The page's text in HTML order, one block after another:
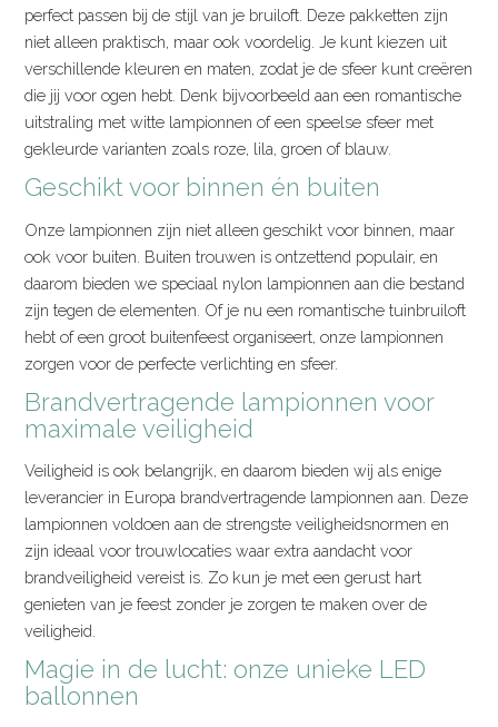
perfect passen bij de stijl van je bruiloft. Deze pakketten zijn
niet alleen praktisch, maar ook voordelig. Je kunt kiezen uit
verschillende kleuren en maten, zodat je de sfeer kunt creëren
die jij voor ogen hebt. Denk bijvoorbeeld aan een romantische
uitstraling met witte lampionnen of een speelse sfeer met
gekleurde varianten zoals roze, lila, groen of blauw.
Geschikt voor binnen én buiten
Onze lampionnen zijn niet alleen geschikt voor binnen, maar
ook voor buiten. Buiten trouwen is ontzettend populair, en
daarom bieden we speciaal nylon lampionnen aan die bestand
zijn tegen de elementen. Of je nu een romantische tuinbruiloft
hebt of een groot buitenfeest organiseert, onze lampionnen
zorgen voor de perfecte verlichting en sfeer.
Brandvertragende lampionnen voor
maximale veiligheid
Veiligheid is ook belangrijk, en daarom bieden wij als enige
leverancier in Europa brandvertragende lampionnen aan. Deze
lampionnen voldoen aan de strengste veiligheidsnormen en
zijn ideaal voor trouwlocaties waar extra aandacht voor
brandveiligheid vereist is. Zo kun je met een gerust hart
genieten van je feest zonder je zorgen te maken over de
veiligheid.
Magie in de lucht: onze unieke LED
ballonnen